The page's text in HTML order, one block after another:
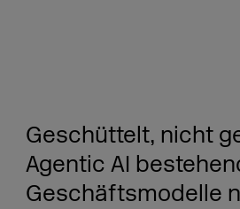
Geschüttelt, nicht
Agentic AI
Geschäftsmodelle